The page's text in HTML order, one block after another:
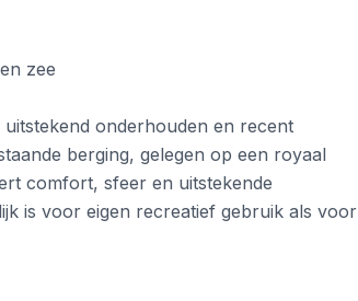
zee
onderhouden en recent
berging, gelegen op een royaal
comfort, sfeer en uitstekende
is voor eigen recreatief gebruik als voor